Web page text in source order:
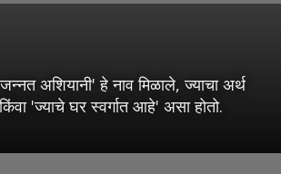
अशियानी' हे नाव मिळाले, ज्याचा अर्थ
किंवा 'ज्याचे घर स्वर्गात आहे' असा होतो.